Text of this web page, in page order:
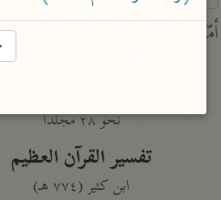
characters for results.
أمّهات
نحو ٢٨ مجلدًا
تفسير القرآن العظيم
ابن كثير (٧٧٤ هـ)